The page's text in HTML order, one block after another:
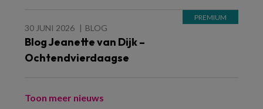
30 JUNI 2026 BLOG
Blog Jeanette van Dijk –
Ochtendvierdaagse
Toon meer nieuws